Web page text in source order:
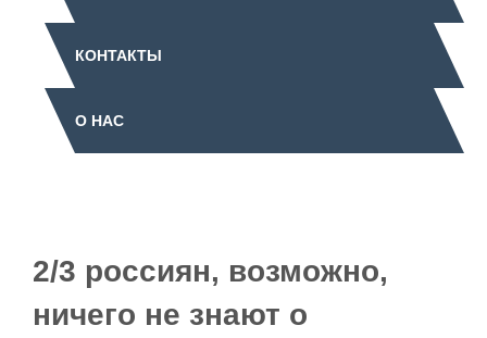
КОНТАКТЫ
О НАС
2/3 россиян, возможно,
ничего не знают о